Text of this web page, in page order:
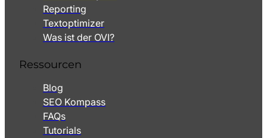
Reporting
Textoptimizer
Was ist der OVI?
Ressourcen
Blog
SEO Kompass
FAQs
Tutorials